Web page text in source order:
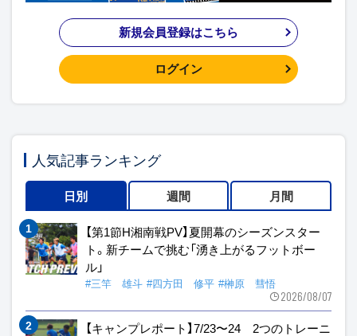
新規会員登録はこちら
ログイン
人気記事ランキング
日別 週間 月間
【第1節H湘南戦PV】夏開幕のシーズンスター
ト。新チームで挑む「湧き上がるフットボー
ル」
#三竿 雄斗 #四方田 修平 #榊原 彗悟
2026/08/07
【キャンプレポート】7/23〜24 2つのトレーニ